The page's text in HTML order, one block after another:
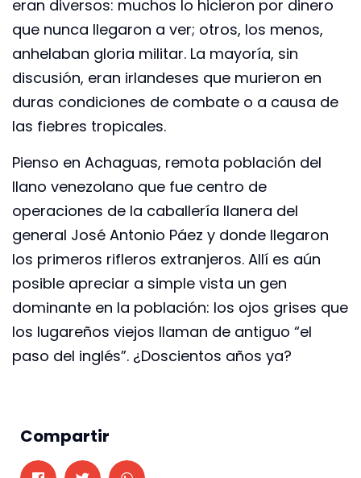
eran diversos: muchos lo hicieron por dinero
que nunca llegaron a ver; otros, los menos,
anhelaban gloria militar. La mayoría, sin
discusión, eran irlandeses que murieron en
duras condiciones de combate o a causa de
las fiebres tropicales.
Pienso en Achaguas, remota población del
llano venezolano que fue centro de
operaciones de la caballería llanera del
general José Antonio Páez y donde llegaron
los primeros rifleros extranjeros. Allí es aún
posible apreciar a simple vista un gen
dominante en la población: los ojos grises que
los lugareños viejos llaman de antiguo “el
paso del inglés”. ¿Doscientos años ya?
Compartir